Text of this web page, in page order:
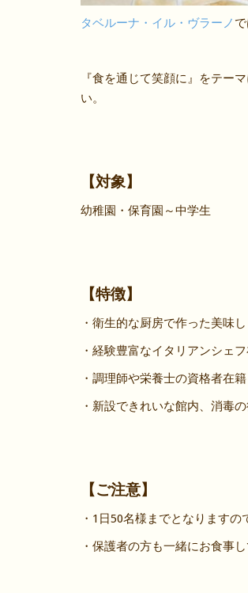
タベルーナ・イル・ヴラーノ
『食を通じて笑顔に』をテー
い。
【対象】
幼稚園・保育園～中学生
【特徴】
・衛生的な厨房で作った美味
・経験豊富なイタリアンシェ
・調理師や栄養士の資格者在籍
・新設できれいな館内、消毒
【ご注意】
・1日50名様までとなりますの
・保護者の方も一緒にお食事